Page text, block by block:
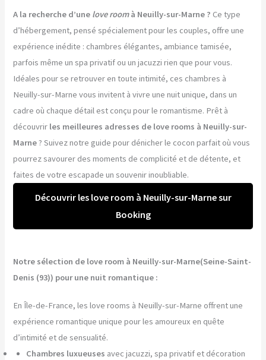
A la recherche d’une love roomà Neuilly-sur-Marne ? Ce type
d’hébergement, pensé spécialement pour les couples, offre une
expérience inédite : chambres élégantes, ambiance tamisée,
parfois même un spa privatif ou un jacuzzi rien que pour vous.
Idéales pour se retrouver en toute intimité, ces chambres à
Neuilly-sur-Marne vous invitent à vivre une nuit unique, dans un
cadre où chaque détail est conçu pour le romantisme. Prêt à
découvrir les meilleures adresses de love rooms à Neuilly-sur-
Marne? Suivez notre guide pour dénicher le cocon parfait où vous
pourrez savourer des moments de complicité et de détente, et
faites de votre escapade un souvenir inoubliable.
Découvrir les love room à Neuilly-sur-Marne sur
Booking
Notre sélection de love room à Neuilly-sur-Marne(Seine-Saint-
Denis (93)) pour une nuit romantique :
En Île-de-France, les love rooms à Neuilly-sur-Marne offrent une
expérience romantique unique pour les amoureux en quête
d’intimité et de sensualité.
Chambres luxueuses avec jacuzzi, spa privatif et décoration